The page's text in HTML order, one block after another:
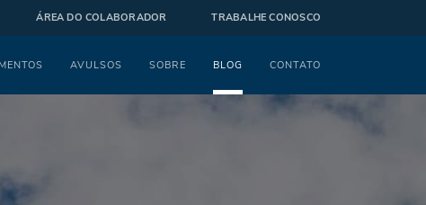
ÁREA DO COLABORADOR TRABALHE CONOSCO
AVULSOS SOBRE BLOG CONTATO